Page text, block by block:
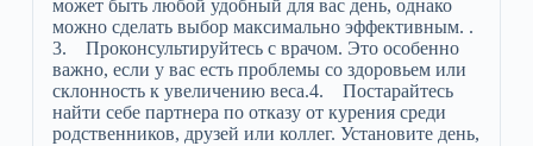
может быть любой удобный для вас день, однако
можно сделать выбор максимально эффективным. .
3. Проконсультируйтесь с врачом. Это особенно
важно, если у вас есть проблемы со здоровьем или
склонность к увеличению веса.4. Постарайтесь
найти себе партнера по отказу от курения среди
родственников, друзей или коллег. Установите день,